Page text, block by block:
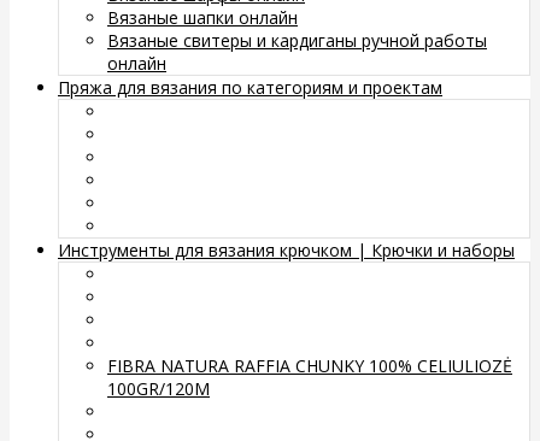
Вязаные шапки онлайн
Вязаные свитеры и кардиганы ручной работы
онлайн
Пряжа для вязания по категориям и проектам
Инструменты для вязания крючком | Крючки и наборы
FIBRA NATURA RAFFIA CHUNKY 100% CELIULIOZĖ
100GR/120M